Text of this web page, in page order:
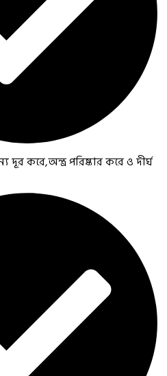
করে,অন্ত্র পরিষ্কার করে ও দীর্ঘ